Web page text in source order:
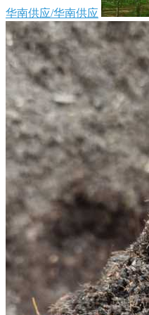
华南供应/华南供应